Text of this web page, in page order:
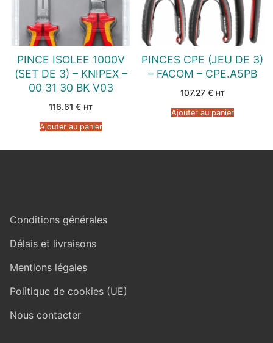
PINCE ISOLEE 1000V
(SET DE 3) – KNIPEX –
00 31 30 BK V03
116.61 € HT
Ajouter au panier
PINCES CPE (JEU DE 3)
– FACOM – CPE.A5PB
107.27 € HT
Ajouter au panier
Conditions générales
Délais et livraisons
Mentions légales
Politique de cookies (UE)
Nous contacter